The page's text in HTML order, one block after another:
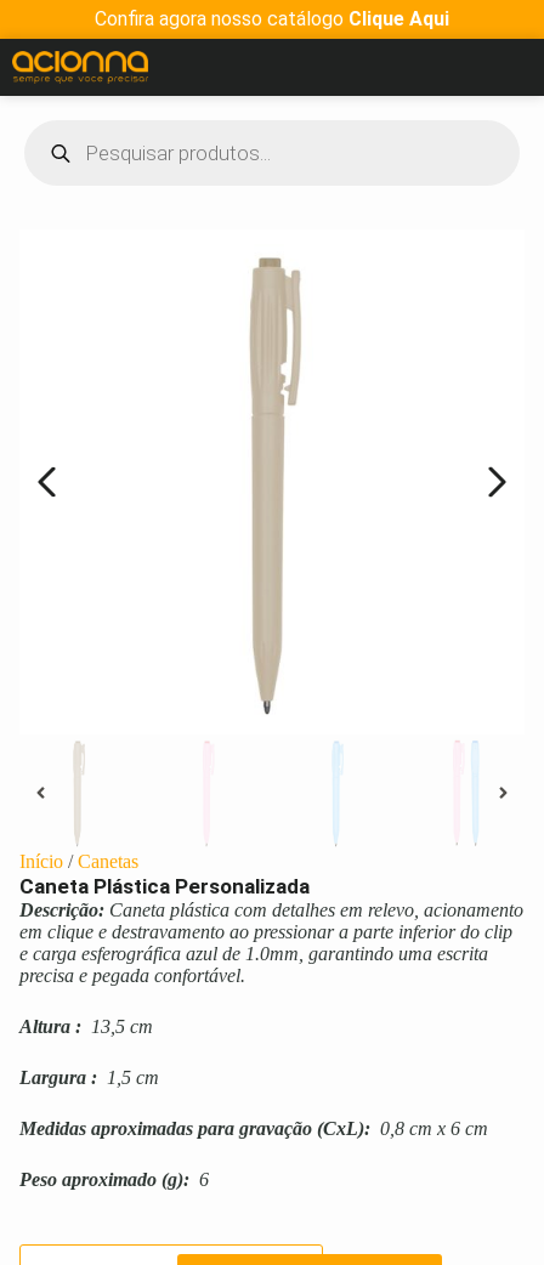
Confira agora nosso catálogo Clique Aqui
Início /Canetas
Caneta Plástica Personalizada
Descrição: Caneta plástica com detalhes em relevo, acionamento
em clique e destravamento ao pressionar a parte inferior do clip
e carga esferográfica azul de 1.0mm, garantindo uma escrita
precisa e pegada confortável.
Altura : 13,5 cm
Largura : 1,5 cm
Medidas aproximadas para gravação (CxL): 0,8 cm x 6 cm
Peso aproximado (g): 6